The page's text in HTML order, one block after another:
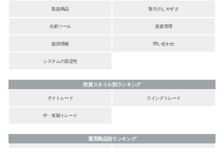
取扱商品 取引のしやすさ
分析ツール 資産管理
提供情報 問い合わせ
システムの安定性
投資スタイル別ランキング
デイトレード
スイングトレード
中・長期トレード
運用商品別ランキング